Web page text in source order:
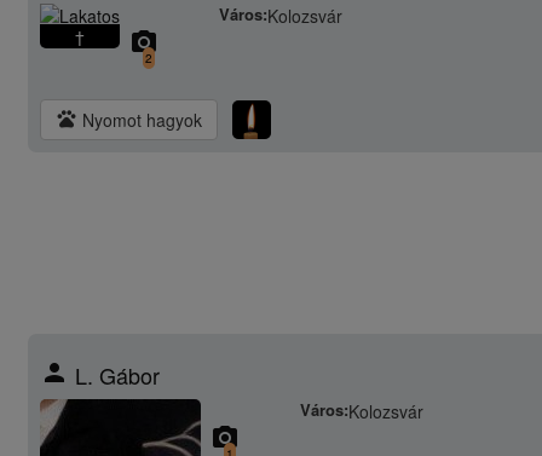
†
Város:Kolozsvár
camera_alt
2
pets Nyomot hagyok
person L. Gábor
Város:Kolozsvár
camera_alt